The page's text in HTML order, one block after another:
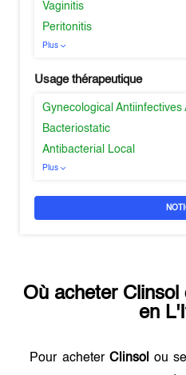
Vaginitis
Peritonitis
Plus
Usage thérapeutique
Gynecological Antiinfectives
Bacteriostatic
Antibacterial Local
Plus
Où acheter Clinsol
en
Pour acheter Clinsol ou